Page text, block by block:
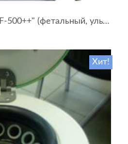
Допплер ЧССП "BF-500++" (фетальный, ультразвуковой)
Хит!